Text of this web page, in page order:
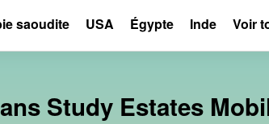
Study Estates
saoudite USA Égypte Inde Voir